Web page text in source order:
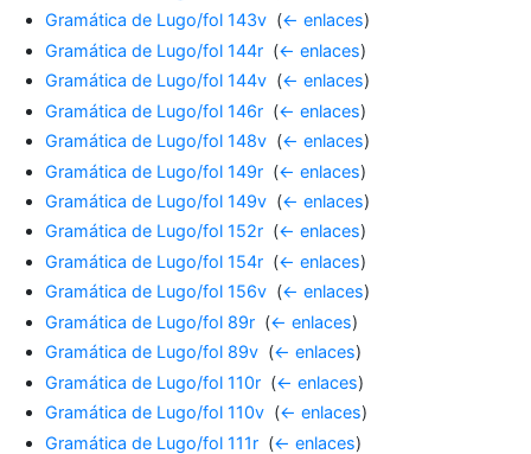
Gramática de Lugo/fol 143v (← enlaces)
Gramática de Lugo/fol 144r (← enlaces)
Gramática de Lugo/fol 144v (← enlaces)
Gramática de Lugo/fol 146r (← enlaces)
Gramática de Lugo/fol 148v (← enlaces)
Gramática de Lugo/fol 149r (← enlaces)
Gramática de Lugo/fol 149v (← enlaces)
Gramática de Lugo/fol 152r (← enlaces)
Gramática de Lugo/fol 154r (← enlaces)
Gramática de Lugo/fol 156v (← enlaces)
Gramática de Lugo/fol 89r (← enlaces)
Gramática de Lugo/fol 89v (← enlaces)
Gramática de Lugo/fol 110r (← enlaces)
Gramática de Lugo/fol 110v (← enlaces)
Gramática de Lugo/fol 111r (← enlaces)